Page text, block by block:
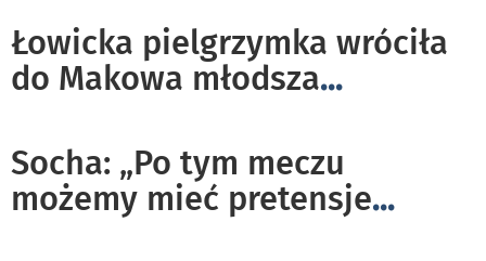
Łowicka pielgrzymka wróciła
do Makowa młodsza...
Socha: „Po tym meczu
możemy mieć pretensje...